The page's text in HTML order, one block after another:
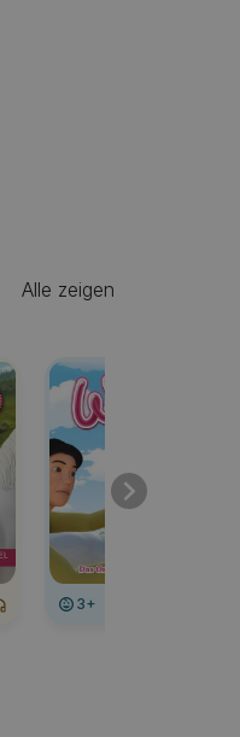
Alle zeigen
3+